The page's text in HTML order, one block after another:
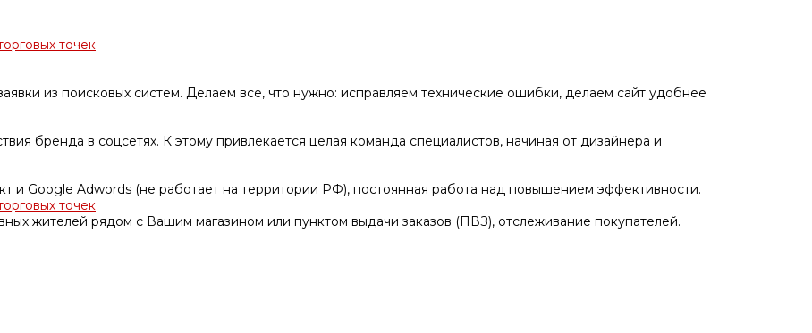
точек
из поисковых систем. Делаем все, что нужно: исправляем технические ошибки, делаем сайт удобнее
бренда в соцсетях. К этому привлекается целая команда специалистов, начиная от дизайнера и
и Google Adwords (не работает на территории РФ), постоянная работа над повышением эффективности.
точек
жителей рядом с Вашим магазином или пунктом выдачи заказов (ПВЗ), отслеживание покупателей.